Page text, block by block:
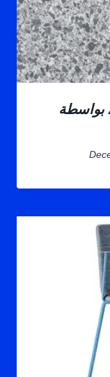
Altro Operetta ™ Vagabond بواسطة